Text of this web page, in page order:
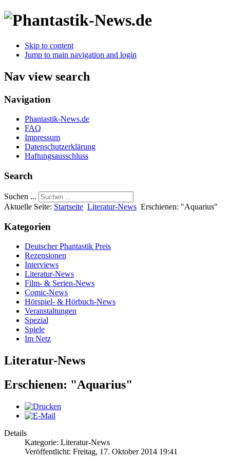
Skip to content
Jump to main navigation and login
Nav view search
Navigation
Phantastik-News.de
FAQ
Impressum
Datenschutzerklärung
Haftungsausschluss
Search
Suchen ...
Aktuelle Seite: Startseite Literatur-News Erschienen: "Aquarius"
Kategorien
Deutscher Phantastik Preis
Rezensionen
Interviews
Literatur-News
Film- & Serien-News
Comic-News
Hörspiel- & Hörbuch-News
Veranstaltungen
Spezial
Spiele
Im Netz
Literatur-News
Erschienen: "Aquarius"
Details
Kategorie: Literatur-News
Veröffentlicht: Freitag, 17. Oktober 2014 19:41